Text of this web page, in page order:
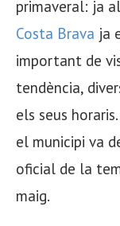
primaveral: ja
Costa Brava ja
important de
tendència,
els seus
el municipi va
oficial de la
maig.